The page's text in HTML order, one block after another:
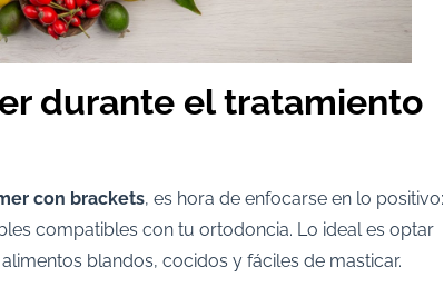
durante el tratamiento
con brackets, es hora de enfocarse en lo positivo:
compatibles con tu ortodoncia. Lo ideal es optar
blandos, cocidos y fáciles de masticar.